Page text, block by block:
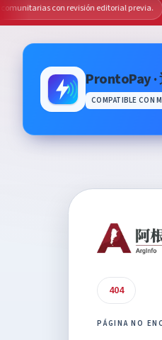
con revisión editorial previa.
ProntoPay
COMPATIBLE CON
404
PÁGINA NO